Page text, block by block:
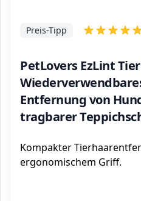
PetLovers EzLint
Entfernung von
tragbarer
Kleidung
Preis-Tipp
Kompakter
ergonomischem Griff.